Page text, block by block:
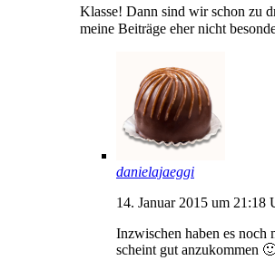
Klasse! Dann sind wir schon zu
meine Beiträge eher nicht
danielajaeggi
14. Januar 2015 um 21:18
Inzwischen haben es noch
scheint gut anzukommen